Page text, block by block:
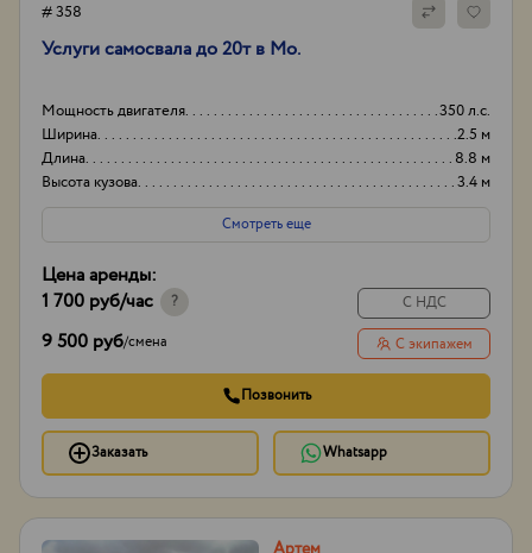
# 358
Услуги самосвала до 20т в Мо.
Мощность двигателя
350 л.с.
Ширина
2.5 м
Длина
8.8 м
Высота кузова
3.4 м
Смотреть еще
Цена аренды:
1 700 руб/час ?
9 500 руб/смена
С НДС
С экипажем
Позвонить
Заказать Whatsapp